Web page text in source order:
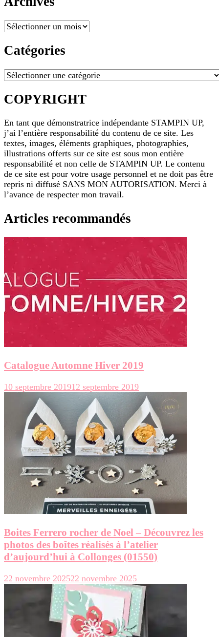
Archives
Catégories
Catégories
COPYRIGHT
En tant que démonstratrice indépendante STAMPIN UP,
j’ai l’entière responsabilité du contenu de ce site. Les
textes, images, éléments graphiques, photographies,
illustrations offerts sur ce site est sous mon entière
responsabilité et non celle de STAMPIN UP. Le contenu
de ce site est pour votre usage personnel et ne doit pas être
repris ni diffusé SANS MON AUTORISATION. Merci à
l’avance de respecter mon travail.
Articles recommandés
Catalogue Automne Hiver 2019
10 septembre 201912 septembre 2019
Boites Ferrero rocher de Noel – Découvrez les
photos des boîtes réalisés à l’atelier
d’aujourd’hui à Collonges (01550)
22 novembre 202522 novembre 2025